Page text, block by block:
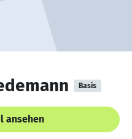
Basis
ansehen